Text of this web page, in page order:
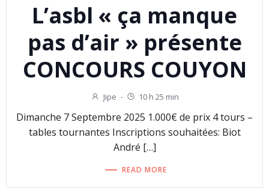
L’asbl « ça manque
pas d’air » présente
CONCOURS COUYON
Jipe - 10 h 25 min
Dimanche 7 Septembre 2025 1.000€ de prix 4 tours –
tables tournantes Inscriptions souhaitées: Biot
André […]
READ MORE